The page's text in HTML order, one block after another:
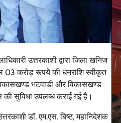
उत्तरकाशी द्वारा जिला खनिज
03 करोड़ रूपये की धनराशि स्वीकृत
भटवाडी और विकासखण्ड
सुविधा उपलब्ध कराई गई है।
डॉ. एम.एस. बिष्ट, महानिदेशक
बड़ी खबर
बदहाल, मां ने लगाई